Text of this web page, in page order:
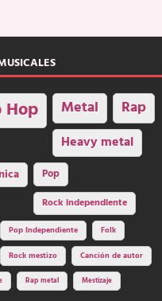
Hop Metal Rap
Heavy metal
Pop
Rock independiente
Pop Independiente Folk
Rock mestizo Canción de autor
Rap metal Mestizaje